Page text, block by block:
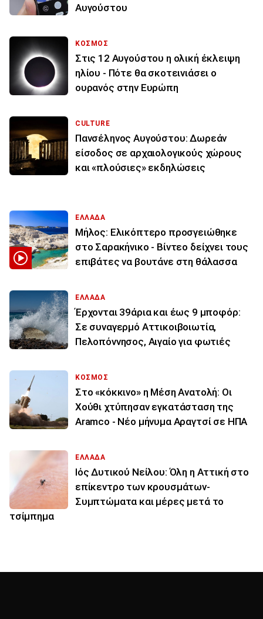
Αυγούστου
ΚΟΣΜΟΣ
Στις 12 Αυγούστου η ολική έκλειψη
ηλίου - Πότε θα σκοτεινιάσει ο
ουρανός στην Ευρώπη
CULTURE
Πανσέληνος Αυγούστου: Δωρεάν
είσοδος σε αρχαιολογικούς χώρους
και «πλούσιες» εκδηλώσεις
ΕΛΛΑΔΑ
Μήλος: Ελικόπτερο προσγειώθηκε
στο Σαρακήνικο - Βίντεο δείχνει τους
επιβάτες να βουτάνε στη θάλασσα
ΕΛΛΑΔΑ
Έρχονται 39άρια και έως 9 μποφόρ:
Σε συναγερμό Αττικοιβοιωτία,
Πελοπόννησος, Αιγαίο για φωτιές
ΚΟΣΜΟΣ
Στο «κόκκινο» η Μέση Ανατολή: Οι
Χούθι χτύπησαν εγκατάσταση της
Aramco - Νέο μήνυμα Αραγτσί σε ΗΠΑ
ΕΛΛΑΔΑ
Ιός Δυτικού Νείλου: Όλη η Αττική στο
επίκεντρο των κρουσμάτων-
Συμπτώματα και μέρες μετά το
τσίμπημα